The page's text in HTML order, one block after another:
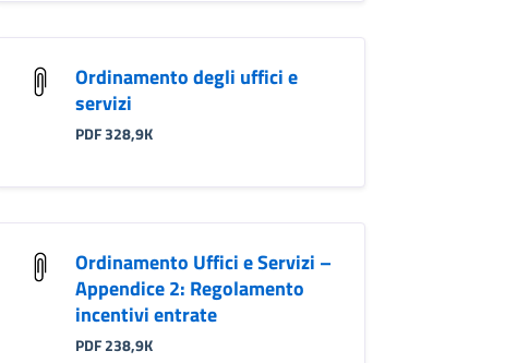
Ordinamento degli uffici e
servizi
PDF 328,9K
Ordinamento Uffici e Servizi –
Appendice 2: Regolamento
incentivi entrate
PDF 238,9K